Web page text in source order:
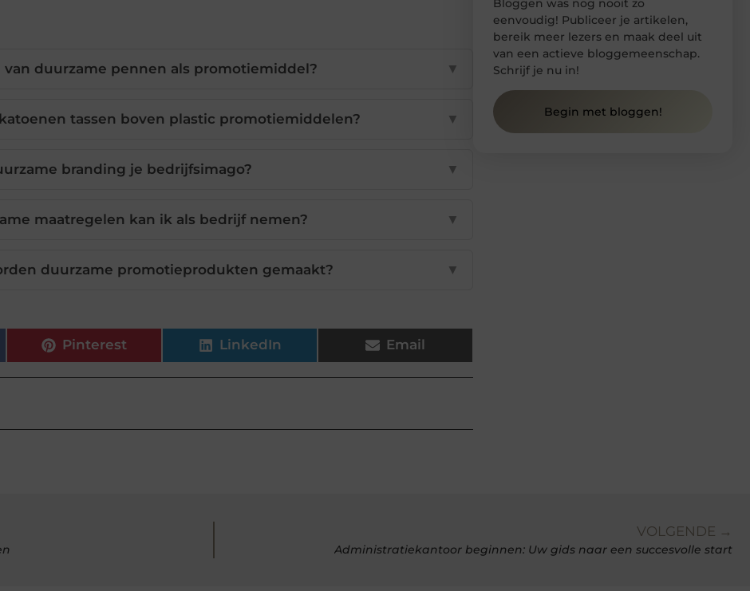
van duurzame pennen als promotiemiddel? ▼
tassen boven plastic promotiemiddelen? ▼
branding je bedrijfsimago? ▼
maatregelen kan ik als bedrijf nemen? ▼
duurzame promotieprodukten gemaakt? ▼
Pinterest LinkedIn Email
Bloggen was nog nooit zo
eenvoudig! Publiceer je artikelen,
bereik meer lezers en maak deel uit
van een actieve bloggemeenschap.
Schrijf je nu in!
Begin met bloggen!
VOLGENDE →
Administratiekantoor beginnen: Uw gids naar een succesvolle start